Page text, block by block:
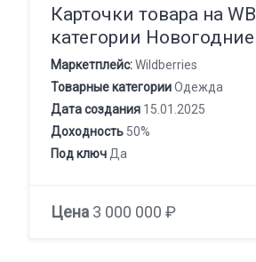
Карточки товара на
категории
Маркетплейс:Wildberries
Товарные категорииОдежда
Дата создания 15.01.2025
Доходность 50%
Под ключДа
Цена 3 000 000 ₽